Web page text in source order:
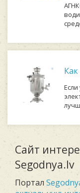
Сайт
Segodnya.lv
Портал